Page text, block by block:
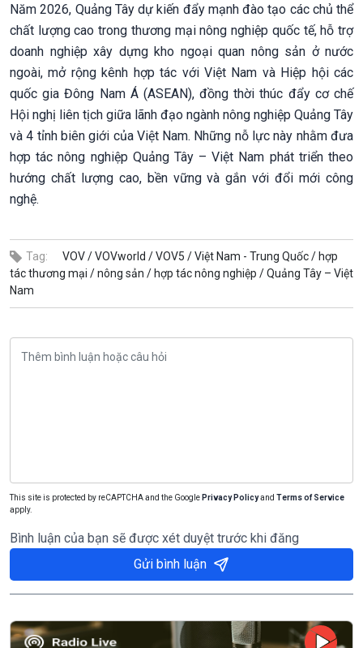
Năm 2026, Quảng Tây dự kiến đẩy mạnh đào tạo các chủ thể
chất lượng cao trong thương mại nông nghiệp quốc tế, hỗ trợ
doanh nghiệp xây dựng kho ngoại quan nông sản ở nước
ngoài, mở rộng kênh hợp tác với Việt Nam và Hiệp hội các
quốc gia Đông Nam Á (ASEAN), đồng thời thúc đẩy cơ chế
Hội nghị liên tịch giữa lãnh đạo ngành nông nghiệp Quảng Tây
và 4 tỉnh biên giới của Việt Nam. Những nỗ lực này nhằm đưa
hợp tác nông nghiệp Quảng Tây – Việt Nam phát triển theo
hướng chất lượng cao, bền vững và gắn với đổi mới công
nghệ.
Tag: VOV /VOVworld /VOV5 /Việt Nam - Trung Quốc / hợp
tác thương mại /nông sản / hợp tác nông nghiệp /Quảng Tây – Việt
Nam
This site is protected by reCAPTCHA and the Google Privacy Policyand Terms of Service
apply.
Bình luận của bạn sẽ được xét duyệt trước khi đăng
Gửi bình luận